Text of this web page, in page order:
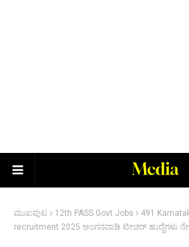
ಮುಖಪುಟ 12th PASS Govt Jobs
491
recruitment 2025 ಅಂಗನವಾಡಿ ಟೀಚರ್ ಹುದ್ದೆಗಳು